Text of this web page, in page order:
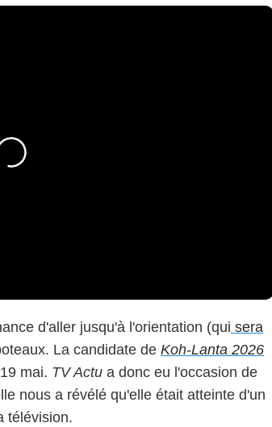
d'aller jusqu'à l'orientation (qui sera
La candidate de Koh-Lanta 2026
mai. TV Actu a donc eu l'occasion de
nous a révélé qu'elle était atteinte d'un
télévision.